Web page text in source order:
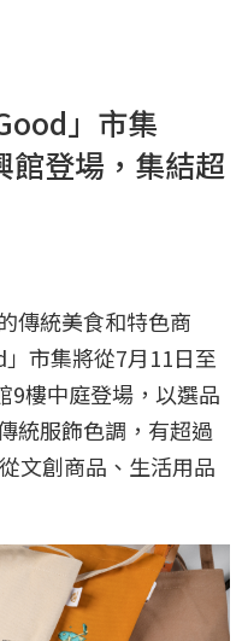
」市集
館登場，集結超
傳統美食和特色商
市集將從7月11日至
9樓中庭登場，以選品
統服飾色調，有超過
文創商品、生活用品